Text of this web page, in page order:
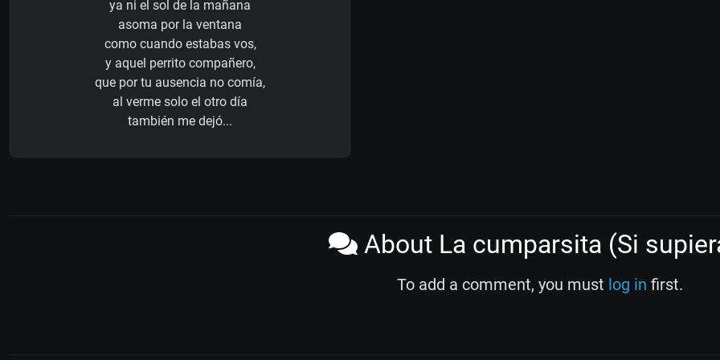
ya ni el sol de la mañana
asoma por la ventana
como cuando estabas vos,
y aquel perrito compañero,
que por tu ausencia no comía,
al verme solo el otro día
también me dejó...
About La cumparsita (Si
To add a comment, you must log in first.